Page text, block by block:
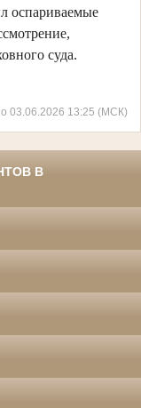
оспариваемые
суда.
03.06.2026 13:25 (МСК)
В